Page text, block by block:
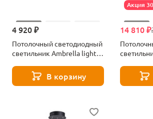
4 920 ₽
Потолочный светодиодный
светильник Ambrella light
В корзину
Акция
14 810 ₽